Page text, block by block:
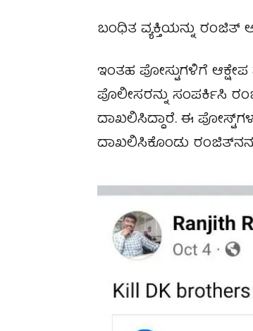
ಬಂಧಿತ ವ್ಯಕ್ತಿಯನ್ನು ರಂಜಿತ್
ಇಂತಹ ಪೋಸ್ಟುಗಳಿಗೆ
ಪೊಲೀಸರನ್ನು ಸಂಪರ್ಕಿಸಿ
ದಾಖಲಿಸಿದ್ದಾರೆ. ಈ
ದಾಖಲಿಸಿಕೊಂಡು